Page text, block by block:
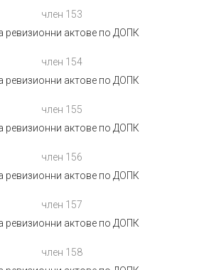
член 153
ревизионни актове по ДОПК
член 154
ревизионни актове по ДОПК
член 155
ревизионни актове по ДОПК
член 156
ревизионни актове по ДОПК
член 157
ревизионни актове по ДОПК
член 158